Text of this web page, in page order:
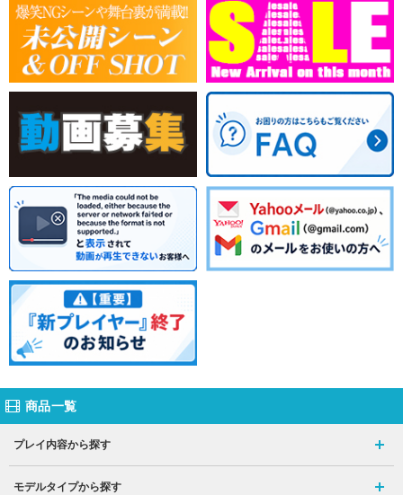
商品一覧
プレイ内容から探す
モデルタイプから探す